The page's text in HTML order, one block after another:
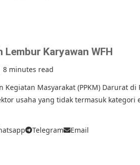
Karyawan WFH
8 minutes read
Kegiatan Masyarakat (PPKM) Darurat di
usaha yang tidak termasuk kategori
Telegram Email